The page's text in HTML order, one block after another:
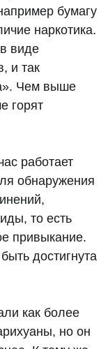
бумагу
наркотика.
виде
и так
Чем выше
горят
работает
обнаружения
то есть
привыкание.
достигнута
как более
но он